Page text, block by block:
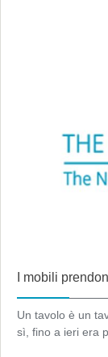
I mobili
Un tavolo è un
sì, fino a ieri era